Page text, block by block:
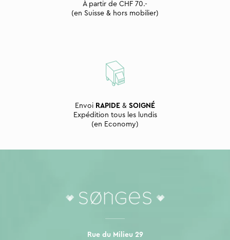
À partir de CHF 70.-
(en Suisse & hors mobilier)
Envoi RAPIDE & SOIGNÉ
Expédition tous les lundis
(en Economy)
Rue du Milieu 29